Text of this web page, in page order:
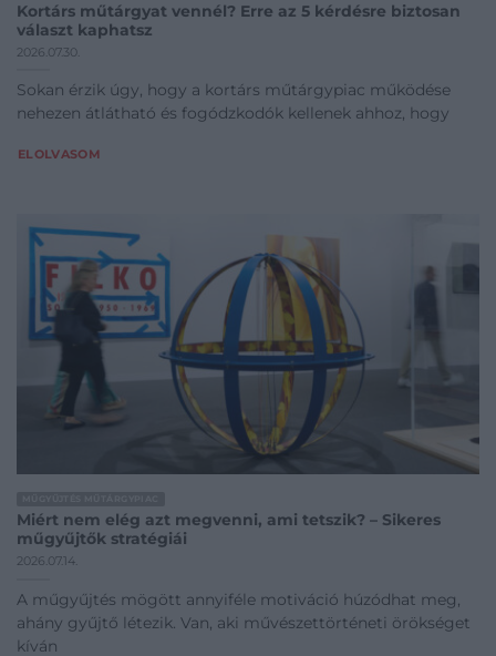
Kortárs műtárgyat vennél? Erre az 5 kérdésre biztosan
választ kaphatsz
2026.07.30.
Sokan érzik úgy, hogy a kortárs műtárgypiac működése
nehezen átlátható és fogódzkodók kellenek ahhoz, hogy
ELOLVASOM
Miért nem elég azt megvenni, ami tetszik? – Sikeres
műgyűjtők stratégiái
2026.07.14.
A műgyűjtés mögött annyiféle motiváció húzódhat meg,
ahány gyűjtő létezik. Van, aki művészettörténeti örökséget
kíván